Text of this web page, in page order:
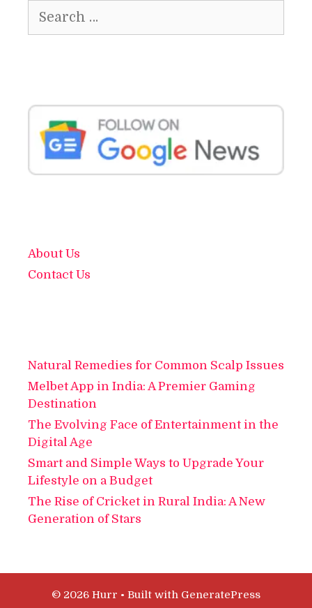
for:
About Us
Contact Us
Natural Remedies for Common Scalp Issues
Melbet App in India: A Premier Gaming
Destination
The Evolving Face of Entertainment in the
Digital Age
Smart and Simple Ways to Upgrade Your
Lifestyle on a Budget
The Rise of Cricket in Rural India: A New
Generation of Stars
© 2026 Hurr • Built with GeneratePress